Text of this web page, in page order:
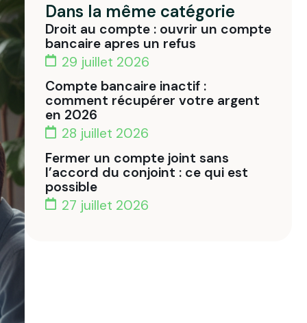
Dans la même catégorie
Droit au compte : ouvrir un compte
bancaire apres un refus
29 juillet 2026
Compte bancaire inactif :
comment récupérer votre argent
en 2026
28 juillet 2026
Fermer un compte joint sans
l’accord du conjoint : ce qui est
possible
27 juillet 2026